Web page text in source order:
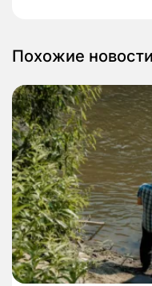
Похожие новости